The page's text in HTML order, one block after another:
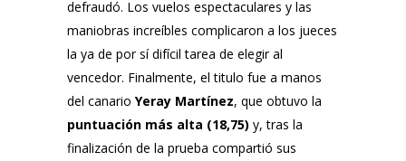
defraudó. Los vuelos espectaculares y las
maniobras increíbles complicaron a los jueces
la ya de por sí difícil tarea de elegir al
vencedor. Finalmente, el titulo fue a manos
del canario Yeray Martínez, que obtuvo la
puntuación más alta (18,75) y, tras la
finalización de la prueba compartió sus